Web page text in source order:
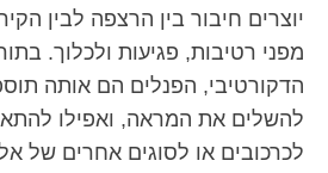
יוצרים חיבור בין הרצפה לבין
מפני רטיבות, פגיעות ולכלוך.
הדקורטיבי, הפנלים הם אותה
להשלים את המראה, ואפילו
לכרכובים או לסוגים אחרים של